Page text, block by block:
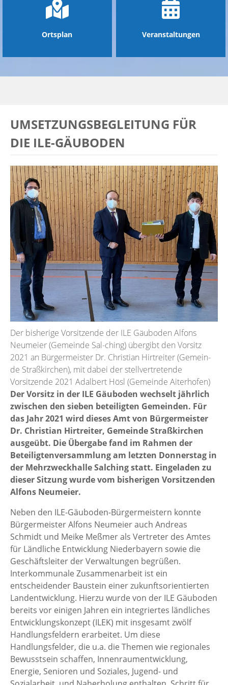
Ortsplan Veranstaltungen
UMSETZUNGSBEGLEITUNG FÜR
DIE ILE-GÄUBODEN
Der bisherige Vorsitzende der ILE Gäuboden Alfons
Neumeier (Gemeinde Sal-ching) übergibt den Vorsitz
2021 an Bürgermeister Dr. Christian Hirtreiter (Gemein-
de Straßkirchen), mit dabei der stellvertretende
Vorsitzende 2021 Adalbert Hösl (Gemeinde Aiterhofen)
Der Vorsitz in der ILE Gäuboden wechselt jährlich
zwischen den sieben beteiligten Gemeinden. Für
das Jahr 2021 wird dieses Amt von Bürgermeister
Dr. Christian Hirtreiter, Gemeinde Straßkirchen
ausgeübt. Die Übergabe fand im Rahmen der
Beteiligtenversammlung am letzten Donnerstag in
der Mehrzweckhalle Salching statt. Eingeladen zu
dieser Sitzung wurde vom bisherigen Vorsitzenden
Alfons Neumeier.
Neben den ILE-Gäuboden-Bürgermeistern konnte
Bürgermeister Alfons Neumeier auch Andreas
Schmidt und Meike Meßmer als Vertreter des Amtes
für Ländliche Entwicklung Niederbayern sowie die
Geschäftsleiter der Verwaltungen begrüßen.
Interkommunale Zusammenarbeit ist ein
entscheidender Baustein einer zukunftsorientierten
Landentwicklung. Hierzu wurde von der ILE Gäuboden
bereits vor einigen Jahren ein integriertes ländliches
Entwicklungskonzept (ILEK) mit insgesamt zwölf
Handlungsfeldern erarbeitet. Um diese
Handlungsfelder, die u.a. die Themen wie regionales
Bewusstsein schaffen, Innenraumentwicklung,
Energie, Senioren und Soziales, Jugend- und